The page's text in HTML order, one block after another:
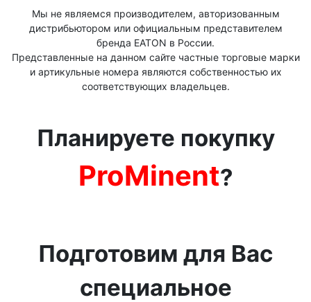
Мы не являемся производителем, авторизованным
дистрибьютором или официальным представителем
бренда ЕАТОN в России.
Представленные на данном сайте частные торговые марки
и артикульные номера являются собственностью их
соответствующих владельцев.
Планируете покупку
ProMinent?
Подготовим для Вас
специальное